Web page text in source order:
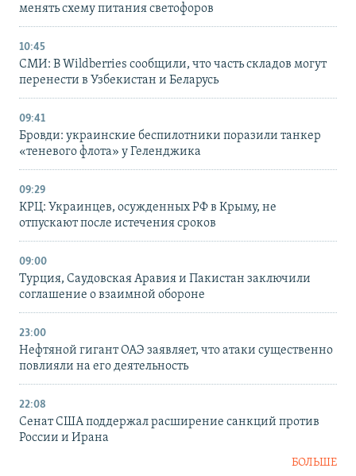
менять схему питания светофоров
10:45
СМИ: В Wildberries сообщили, что часть складов могут
перенести в Узбекистан и Беларусь
09:41
Бровди: украинские беспилотники поразили танкер
«теневого флота» у Геленджика
09:29
КРЦ: Украинцев, осужденных РФ в Крыму, не
отпускают после истечения сроков
09:00
Турция, Саудовская Аравия и Пакистан заключили
соглашение о взаимной обороне
23:00
Нефтяной гигант ОАЭ заявляет, что атаки существенно
повлияли на его деятельность
22:08
Сенат США поддержал расширение санкций против
России и Ирана
БОЛЬШЕ